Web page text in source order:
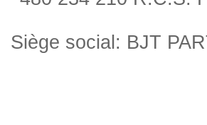
Siège social: BJT